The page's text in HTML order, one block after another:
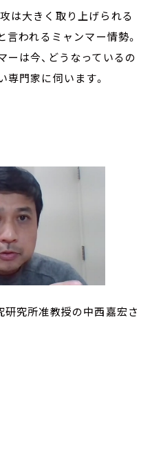
は大きく取り上げられる
言われるミャンマー情勢。
ーは今、どうなっているの
専門家に伺います。
研究所准教授の中西嘉宏さ